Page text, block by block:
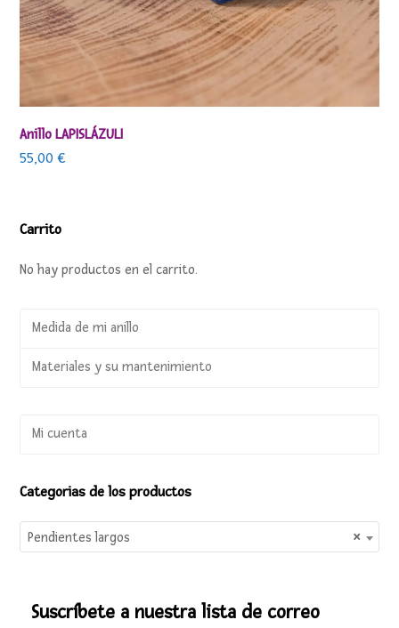
Anillo LAPISLÁZULI
55,00€
Carrito
No hay productos en el carrito.
Medida de mi anillo
Materiales y su mantenimiento
Mi cuenta
Categorias de los productos
×
Pendientes largos
Suscríbete a nuestra lista de correo